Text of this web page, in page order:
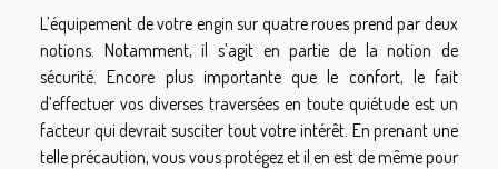
L’équipement de votre engin sur quatre roues prend par deux
notions. Notamment, il s’agit en partie de la notion de
sécurité. Encore plus importante que le confort, le fait
d’effectuer vos diverses traversées en toute quiétude est un
facteur qui devrait susciter tout votre intérêt. En prenant une
telle précaution, vous vous protégez et il en est de même pour